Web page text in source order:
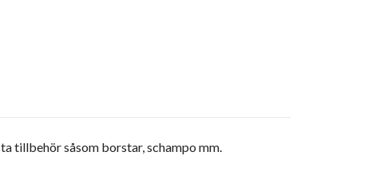
tillbehör såsom borstar, schampo mm.